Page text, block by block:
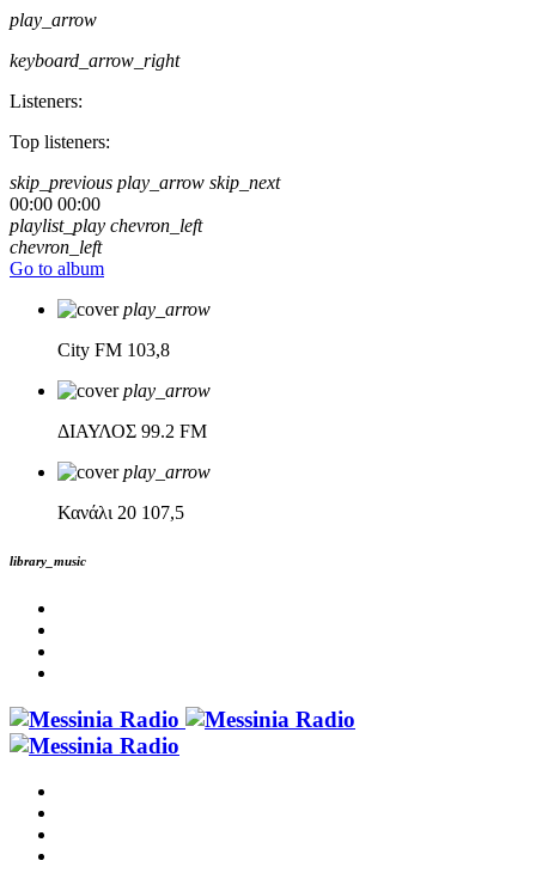
play_arrow
keyboard_arrow_right
Listeners:
Top listeners:
skip_previous play_arrow skip_next
00:00 00:00
playlist_play chevron_left
chevron_left
Go to album
play_arrow
City FM 103,8
play_arrow
ΔΙΑΥΛΟΣ 99.2 FM
play_arrow
Κανάλι 20 107,5
library_music